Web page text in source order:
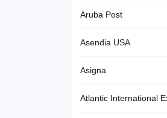
Aruba Post
Asendia USA
Asigna
Atlantic International